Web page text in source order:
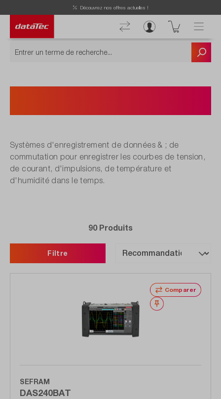
Découvrez nos offres actuelles !
Systèmes d'enregistrement de données & ; de
commutation pour enregistrer les courbes de tension,
de courant, d'impulsions, de température et
d'humidité dans le temps.
Filtre
90 Produits
Comparer
Noter
SEFRAM
DAS240BAT